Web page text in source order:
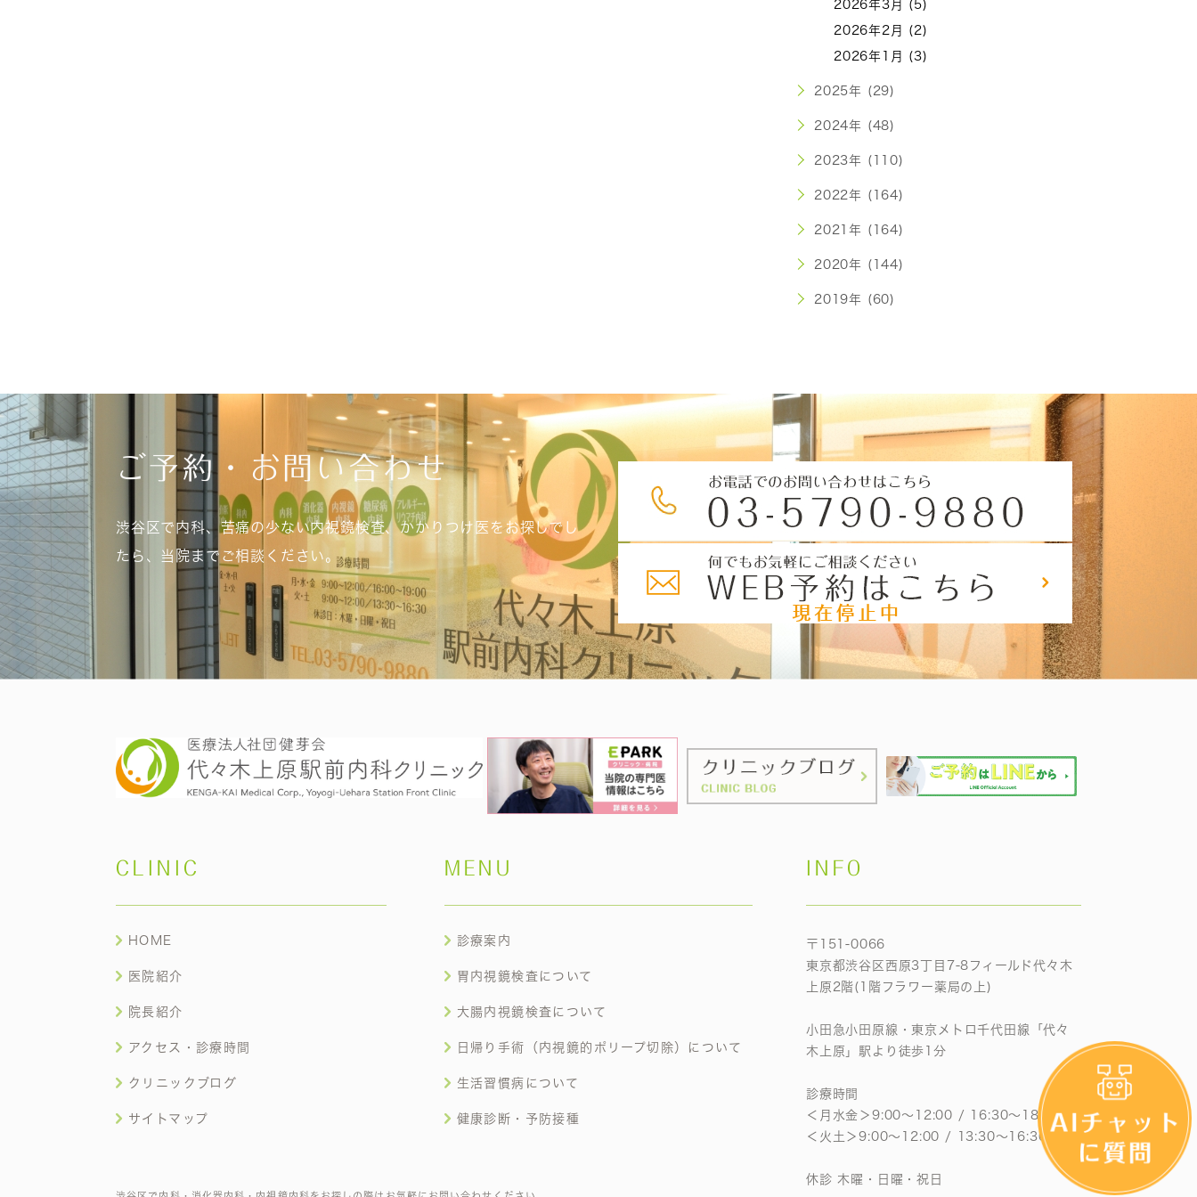
2026年3月 (5)
2026年2月 (2)
2026年1月 (3)
2025年 (29)
2024年 (48)
2023年 (110)
2022年 (164)
2021年 (164)
2020年 (144)
2019年 (60)
ご予約・お問い合わせ
渋谷区で内科、苦痛の少ない内視鏡検査、かかりつけ医をお探しでし
たら、当院までご相談ください。
CLINIC
HOME
医院紹介
院長紹介
アクセス・診療時間
クリニックブログ
サイトマップ
MENU
診療案内
胃内視鏡検査について
大腸内視鏡検査について
日帰り手術（内視鏡的ポリープ切除）について
生活習慣病について
健康診断・予防接種
INFO
〒151-0066
東京都渋谷区西原3丁目7-8フィールド代々木
上原2階(1階フラワー薬局の上)
小田急小田原線・東京メトロ千代田線「代々
木上原」駅より徒歩1分
診療時間
＜月水金＞9:00〜12:00 / 16:30〜18:30
＜火土＞9:00〜12:00 / 13:30〜16:30
休診 木曜・日曜・祝日